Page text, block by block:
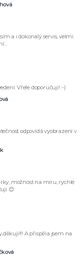
a i dokonalý servis, velmi
Vřele doporučuji! :-)
odpovídá vyobrazení v
možnost na míru, rychlé
😊
A přispěla jsem na